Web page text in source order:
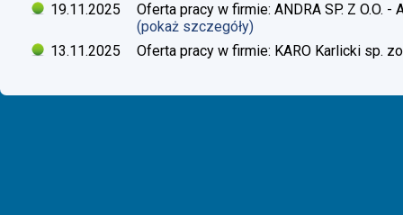
19.11.2025
Oferta pracy w firmie: ANDRA SP. Z O.O.
(pokaż szczegóły)
13.11.2025
Oferta pracy w firmie: KARO Karlicki sp.